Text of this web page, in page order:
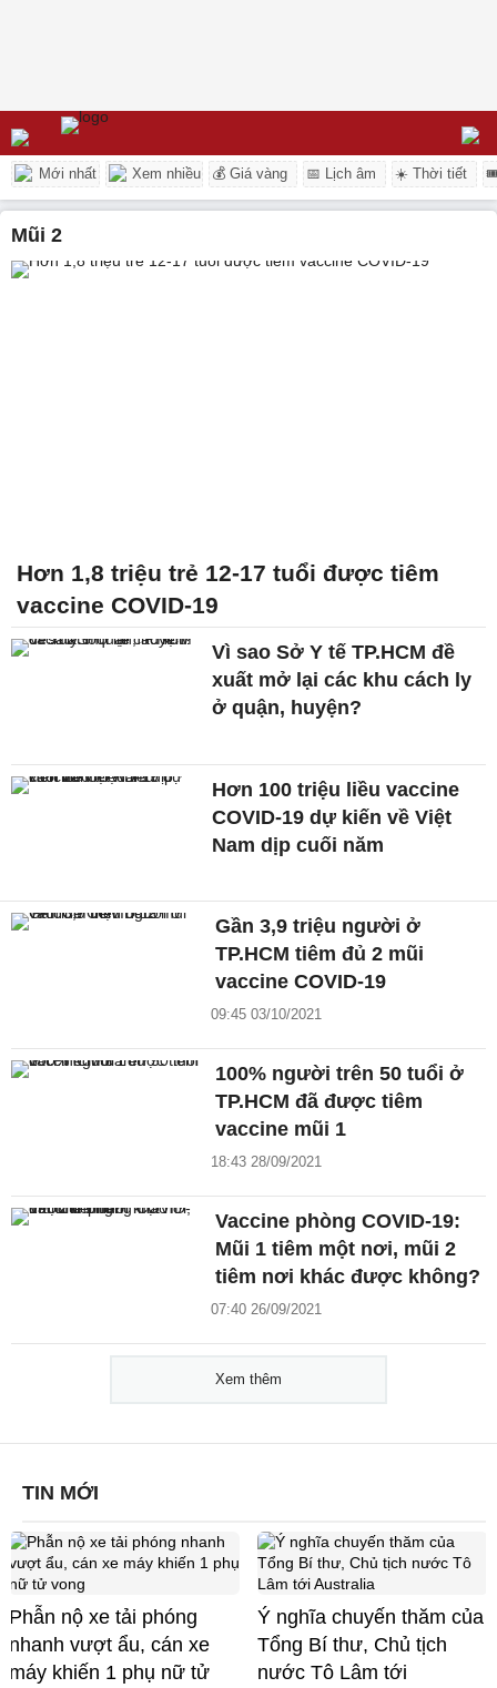
Mới nhất Xem nhiều 💰 Giá vàng 📅 Lịch âm ☀️ Thời tiết
mũi 2
Hơn 1,8 triệu trẻ 12-17 tuổi được tiêm
vaccine COVID-19
Vì sao Sở Y tế TP.HCM đề
xuất mở lại các khu cách ly
ở quận, huyện?
Hơn 100 triệu liều vaccine
COVID-19 dự kiến về Việt
Nam dịp cuối năm
Gần 3,9 triệu người ở
TP.HCM tiêm đủ 2 mũi
vaccine COVID-19
09:45 03/10/2021
100% người trên 50 tuổi ở
TP.HCM đã được tiêm
vaccine mũi 1
18:43 28/09/2021
Vaccine phòng COVID-19:
Mũi 1 tiêm một nơi, mũi 2
tiêm nơi khác được không?
07:40 26/09/2021
Xem thêm
TIN MỚI
Phẫn nộ xe tải phóng
nhanh vượt ẩu, cán xe
máy khiến 1 phụ nữ tử
Ý nghĩa chuyến thăm của
Tổng Bí thư, Chủ tịch
nước Tô Lâm tới